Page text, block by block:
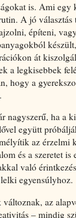
is. Ami egy
A jó
építeni,
át
a legkisebbek
hogy a
nagyszerű, ha a
együtt
az érzelmi
és a szeretet
való
egyensúlyhoz.
az
– mindig